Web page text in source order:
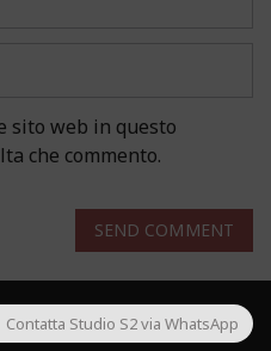
sito web in questo
che commento.
SEND COMMENT
All rights reserved.
Contatta Studio S2 via WhatsApp